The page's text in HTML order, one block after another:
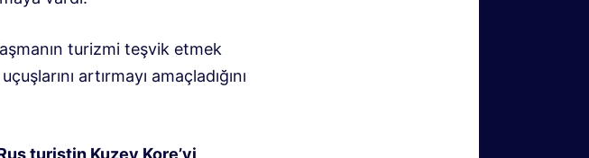
turizmi teşvik etmek
artırmayı amaçladığını
turistin Kuzey Kore’yi